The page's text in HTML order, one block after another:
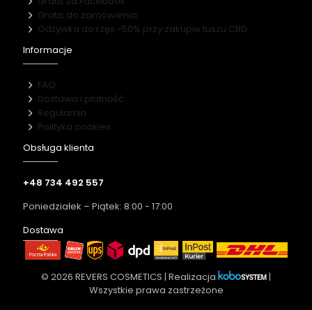
Gratis do zamówienia
Odżywka do rzęs -50% przy zakupie tuszu CBD
Informacje
FAQ
Dostawa i płatność
Regulamin
Polityka cookies
Obsługa klienta
+48 734 492 557
Poniedziałek – Piątek: 8:00 - 17:00
Dostawa
© 2026 REVERS COSMETICS | Realizacja
|
Wszystkie prawa zastrzeżone